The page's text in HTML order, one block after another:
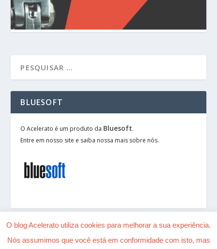
BLUESOFT
O Acelerato é um produto da Bluesoft.
Entre em nosso site e saiba nossa mais sobre nós.
O blog Acelerato utiliza cookies para melhorar a sua experiência.
Nós assumimos que você está em conformidade com isto, mas